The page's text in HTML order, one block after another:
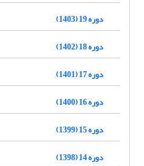
دوره 19 (1403)
دوره 18 (1402)
دوره 17 (1401)
دوره 16 (1400)
دوره 15 (1399)
دوره 14 (1398)